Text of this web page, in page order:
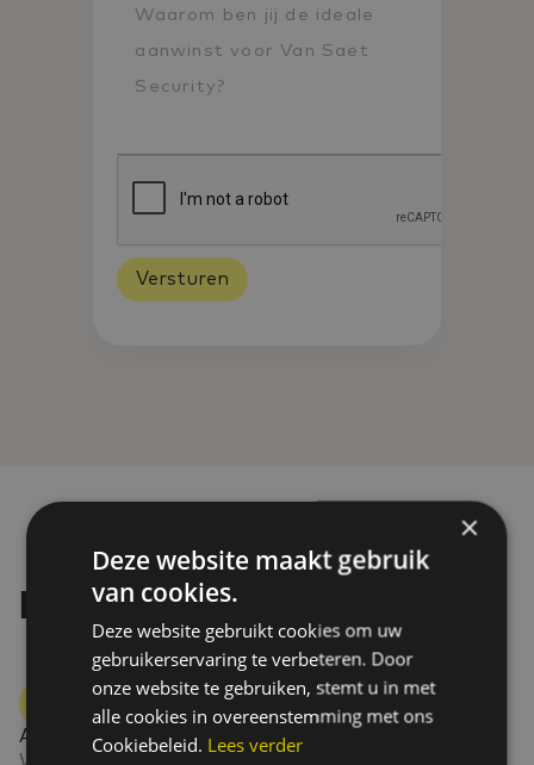
Dit krijg jij van ons
Aantrekkelijk loon
×
Deze website maakt gebruik
van cookies.
Deze website gebruikt cookies om uw
gebruikerservaring te verbeteren. Door
onze website te gebruiken, stemt u in met
alle cookies in overeenstemming met ons
Cookiebeleid. Lees verder